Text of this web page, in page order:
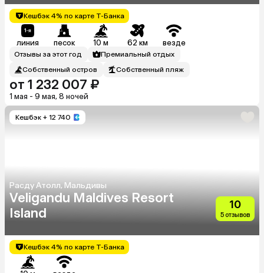
Кешбэк 4% по карте Т-Банка
линия песок 10 м 62 км везде
Отзывы за этот год
Премиальный отдых
Собственный остров
Собственный пляж
от 1 232 007 ₽
1 мая - 9 мая, 8 ночей
Кешбэк + 12 740
Расду Атолл, Мальдивы
Veligandu Maldives Resort
Island
10
5 отзывов
Кешбэк 4% по карте Т-Банка